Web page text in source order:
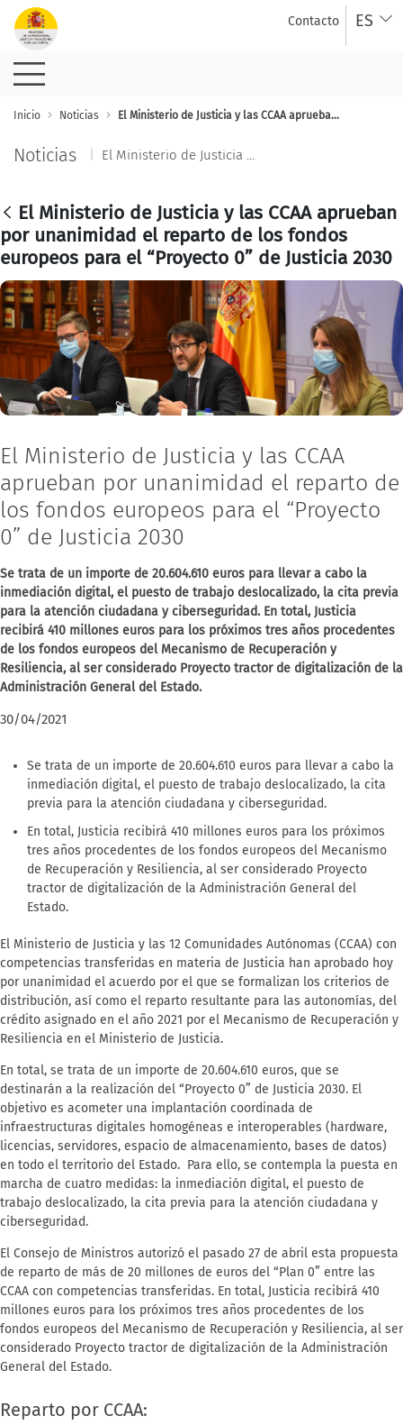
Saltar al contenido principal Contacto ES
El Ministerio de Justicia y
Inicio Noticias El Ministerio de Justicia y las CCAA aprueban por unanimidad el reparto de los fondos europeos para el “Proyecto 0” de Justicia 2030
Noticias El Ministerio de Justicia y las CCAA aprueban por unanimidad el reparto de los fondos europeos para el “Proyecto 0” de Justicia 2030
El Ministerio de Justicia y las CCAA aprueban
por unanimidad el reparto de los fondos
europeos para el “Proyecto 0” de Justicia 2030
El Ministerio de Justicia y las CCAA
aprueban por unanimidad el reparto de
los fondos europeos para el “Proyecto
0” de Justicia 2030
Se trata de un importe de 20.604.610 euros para llevar a cabo la
inmediación digital, el puesto de trabajo deslocalizado, la cita previa
para la atención ciudadana y ciberseguridad. En total, Justicia
recibirá 410 millones euros para los próximos tres años procedentes
de los fondos europeos del Mecanismo de Recuperación y
Resiliencia, al ser considerado Proyecto tractor de digitalización de la
Administración General del Estado.
30/04/2021
Se trata de un importe de 20.604.610 euros para llevar a cabo la
inmediación digital, el puesto de trabajo deslocalizado, la cita
previa para la atención ciudadana y ciberseguridad.
En total, Justicia recibirá 410 millones euros para los próximos
tres años procedentes de los fondos europeos del Mecanismo
de Recuperación y Resiliencia, al ser considerado Proyecto
tractor de digitalización de la Administración General del
Estado.
El Ministerio de Justicia y las 12 Comunidades Autónomas (CCAA) con
competencias transferidas en materia de Justicia han aprobado hoy
por unanimidad el acuerdo por el que se formalizan los criterios de
distribución, así como el reparto resultante para las autonomías, del
crédito asignado en el año 2021 por el Mecanismo de Recuperación y
Resiliencia en el Ministerio de Justicia.
En total, se trata de un importe de 20.604.610 euros, que se
destinarán a la realización del “Proyecto 0” de Justicia 2030. El
objetivo es acometer una implantación coordinada de
infraestructuras digitales homogéneas e interoperables (hardware,
licencias, servidores, espacio de almacenamiento, bases de datos)
en todo el territorio del Estado. Para ello, se contempla la puesta en
marcha de cuatro medidas: la inmediación digital, el puesto de
trabajo deslocalizado, la cita previa para la atención ciudadana y
ciberseguridad.
El Consejo de Ministros autorizó el pasado 27 de abril esta propuesta
de reparto de más de 20 millones de euros del “Plan 0” entre las
CCAA con competencias transferidas. En total, Justicia recibirá 410
millones euros para los próximos tres años procedentes de los
fondos europeos del Mecanismo de Recuperación y Resiliencia, al ser
considerado Proyecto tractor de digitalización de la Administración
General del Estado.
Reparto por CCAA: